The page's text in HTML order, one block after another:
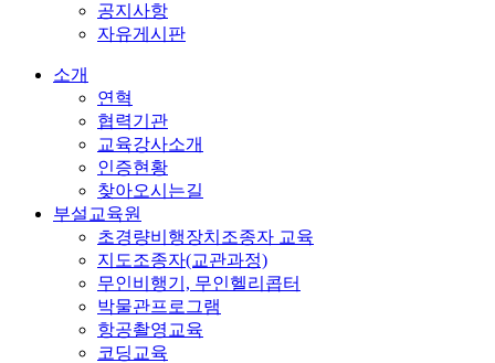
공지사항
자유게시판
소개
연혁
협력기관
교육강사소개
인증현황
찾아오시는길
부설교육원
초경량비행장치조종자 교육
지도조종자(교관과정)
무인비행기, 무인헬리콥터
박물관프로그램
항공촬영교육
코딩교육